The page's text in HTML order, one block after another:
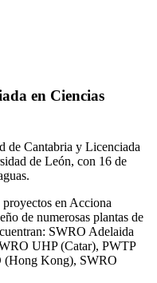
en Ciencias
de Cantabria y Licenciada
de León, con 16 de
en Acciona
de numerosas plantas de
SWRO Adelaida
UHP (Catar), PWTP
(Hong Kong), SWRO